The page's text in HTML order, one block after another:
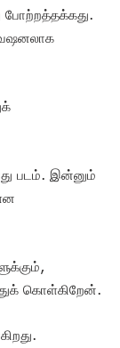
போற்றத்தக்கது.
படம். இன்னும்
கொள்கிறேன்.